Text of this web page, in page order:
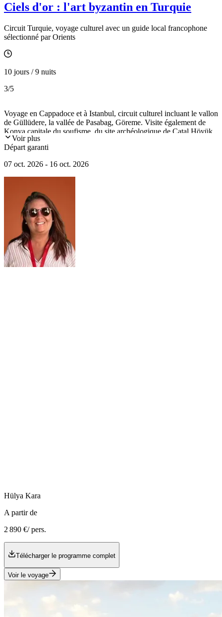
Ciels d'or : l'art byzantin en Turquie
Circuit Turquie, voyage culturel avec un guide local francophone
sélectionné par Orients
10 jours / 9 nuits
3/5
Voyage en Cappadoce et à Istanbul, circuit culturel incluant le vallon
de Güllüdere, la vallée de Pasabag, Göreme. Visite également de
Konya capitale du soufisme, du site archéologique de Catal Höyük
et pour finir Istanbul avec Sainte-Sophie et la Mosquée bleue.
Voir plus
Départ garanti
07 oct. 2026 - 16 oct. 2026
Hülya Kara
A partir de
2 890 €/ pers.
Télécharger le programme complet
Voir le voyage